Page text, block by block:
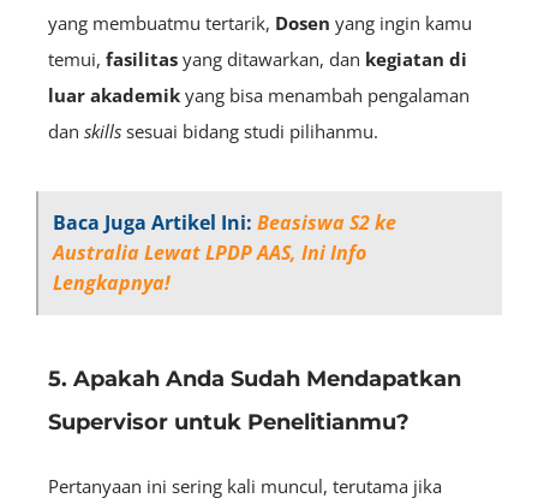
yang membuatmu tertarik, Dosen yang ingin kamu
temui, fasilitas yang ditawarkan, dan kegiatan di
luar akademik yang bisa menambah pengalaman
dan skills sesuai bidang studi pilihanmu.
Baca Juga Artikel Ini: Beasiswa S2 ke
Australia Lewat LPDP AAS, Ini Info
Lengkapnya!
5. Apakah Anda Sudah Mendapatkan
Supervisor untuk Penelitianmu?
Pertanyaan ini sering kali muncul, terutama jika